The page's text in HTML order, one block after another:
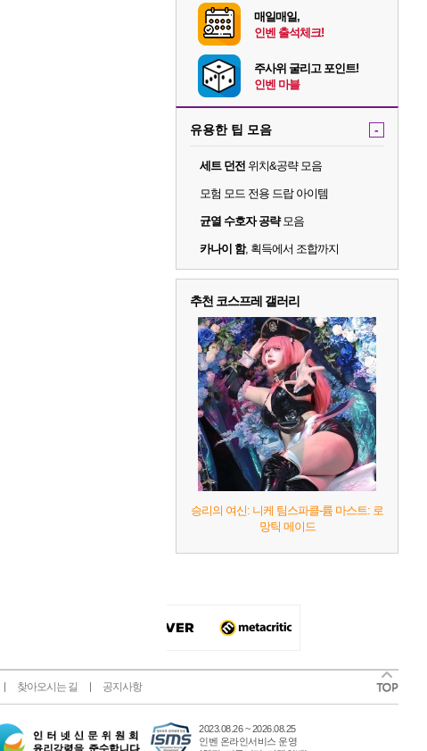
매일매일,
인벤 출석체크!
주사위 굴리고 포인트!
인벤 마블
유용한 팁 모음 -
세트 던전 위치&공략 모음
모험 모드 전용 드랍 아이템
균열 수호자 공략모음
카나이 함, 획득에서 조합까지
추천 코스프레 갤러리
승리의 여신: 니케 팀스파클-륨 마스트: 로
망틱 메이드
찾아오시는 길 공지사항
2023.08.26 ~ 2026.08.25
인벤 온라인서비스 운영